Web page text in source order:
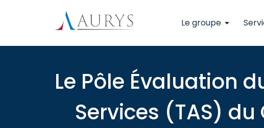
Le groupe
Le Pôle Évaluation
Services (TAS) du